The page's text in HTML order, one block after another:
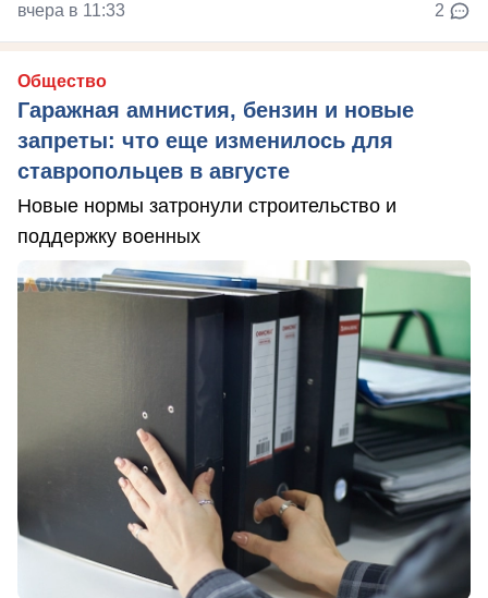
вчера в 11:33 2
Общество
Гаражная амнистия, бензин и новые
запреты: что еще изменилось для
ставропольцев в августе
Новые нормы затронули строительство и
поддержку военных